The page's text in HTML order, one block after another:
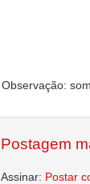
Observação:
Postagem
Assinar: Postar